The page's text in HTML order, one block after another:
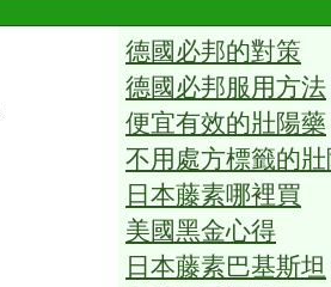
德國必邦的對策
德國必邦服用方法
便宜有效的壯陽藥
不用處方標籤的
日本藤素哪裡買
美國黑金心得
日本藤素巴基斯坦